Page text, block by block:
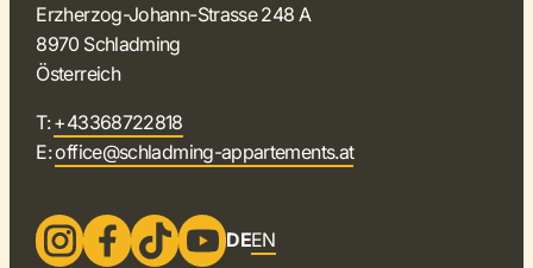
Erzherzog-Johann-Strasse 248 A
8970 Schladming
Österreich
T:+43368722818
E:office@schladming-appartements.at
DEEN